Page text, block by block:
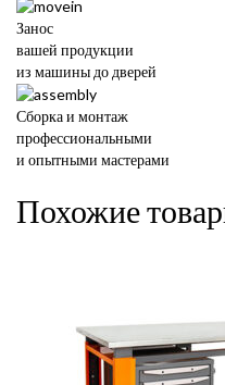
Занос
вашей продукции
из машины до дверей
Сборка и монтаж
профессиональными
и опытными мастерами
Похожие